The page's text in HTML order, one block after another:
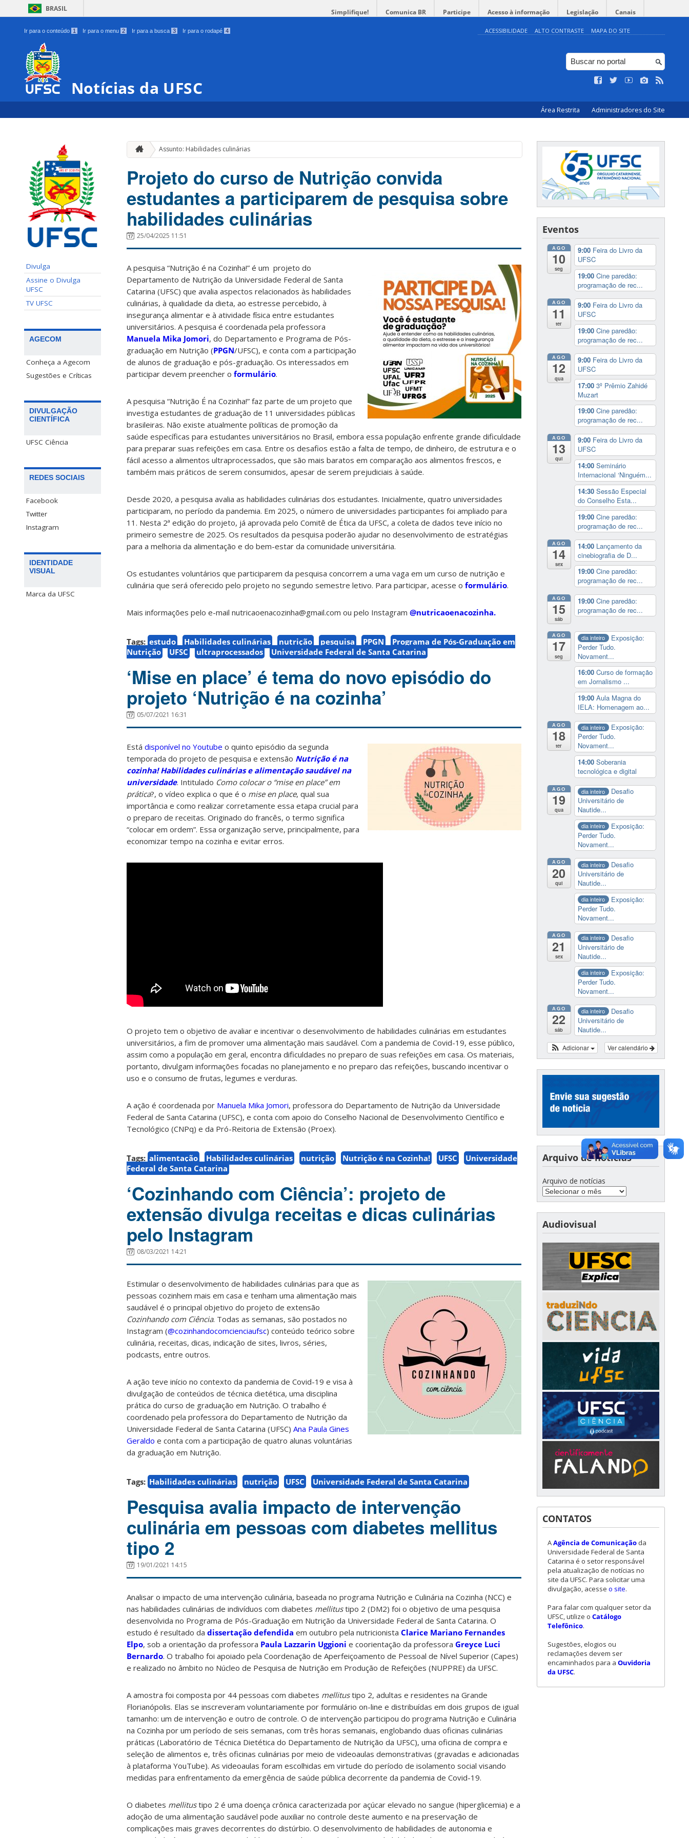
BRASIL Simplifique! Comunica BR Participe Acesso à informação Legislação Canais
Ir para o conteúdo 1 Ir para o menu 2 Ir para a busca 3 Ir para o rodapé 4 ACESSIBILIDADE ALTO CONTRASTE MAPA DO SITE
Notícias da UFSC
Área Restrita Administradores do Site
Divulga
Assine o Divulga
UFSC
TV UFSC
AGECOM
Conheça a Agecom
Sugestões e Críticas
DIVULGAÇÃO
CIENTÍFICA
UFSC Ciência
REDES SOCIAIS
Facebook
Twitter
Instagram
IDENTIDADE
VISUAL
Marca da UFSC
Assunto: Habilidades culinárias
Projeto do curso de Nutrição convida
estudantes a participarem de pesquisa sobre
habilidades culinárias
25/04/2025 11:51
A pesquisa “Nutrição é na Cozinha!” é um projeto do
Departamento de Nutrição da Universidade Federal de Santa
Catarina (UFSC) que avalia aspectos relacionados às habilidades
culinárias, à qualidade da dieta, ao estresse percebido, à
insegurança alimentar e à atividade física entre estudantes
universitários. A pesquisa é coordenada pela professora
Manuela Mika Jomori, do Departamento e Programa de Pós-
graduação em Nutrição (PPGN/UFSC), e conta com a participação
de alunos de graduação e pós-graduação. Os interessados em
participar devem preencher o formulário.
A pesquisa “Nutrição É na Cozinha!” faz parte de um projeto que
investiga estudantes de graduação de 11 universidades públicas
brasileiras. Não existe atualmente políticas de promoção da
saúde específicas para estudantes universitários no Brasil, embora essa população enfrente grande dificuldade
para preparar suas refeições em casa. Entre os desafios estão a falta de tempo, de dinheiro, de estrutura e o
fácil acesso a alimentos ultraprocessados, que são mais baratos em comparação aos alimentos frescos, e
também mais práticos de serem consumidos, apesar de serem prejudiciais à saúde.
Desde 2020, a pesquisa avalia as habilidades culinárias dos estudantes. Inicialmente, quatro universidades
participaram, no período da pandemia. Em 2025, o número de universidades participantes foi ampliado para
11. Nesta 2ª edição do projeto, já aprovada pelo Comitê de Ética da UFSC, a coleta de dados teve início no
primeiro semestre de 2025. Os resultados da pesquisa poderão ajudar no desenvolvimento de estratégias
para a melhoria da alimentação e do bem-estar da comunidade universitária.
Os estudantes voluntários que participarem da pesquisa concorrem a uma vaga em um curso de nutrição e
culinária que será oferecido pelo projeto no segundo semestre letivo. Para participar, acesse o formulário.
Mais informações pelo e-mail nutricaoenacozinha@gmail.com ou pelo Instagram @nutricaoenacozinha.
Tags: estudo Habilidades culinárias nutrição pesquisa PPGN
Programa de Pós-Graduação em
Nutrição
UFSC ultraprocessados Universidade Federal de Santa Catarina
‘Mise en place’ é tema do novo episódio do
projeto ‘Nutrição é na cozinha’
05/07/2021 16:31
Está disponível no Youtube o quinto episódio da segunda
temporada do projeto de pesquisa e extensão Nutrição é na
cozinha! Habilidades culinárias e alimentação saudável na
universidade. Intitulado Como colocar o “mise en place” em
prática?, o vídeo explica o que é o mise en place, qual sua
importância e como realizar corretamente essa etapa crucial para
o preparo de receitas. Originado do francês, o termo significa
“colocar em ordem”. Essa organização serve, principalmente, para
economizar tempo na cozinha e evitar erros.
O projeto tem o objetivo de avaliar e incentivar o desenvolvimento de habilidades culinárias em estudantes
universitários, a fim de promover uma alimentação mais saudável. Com a pandemia de Covid-19, esse público,
assim como a população em geral, encontra dificuldades no preparo de suas refeições em casa. Os materiais,
portanto, divulgam informações focadas no planejamento e no preparo das refeições, buscando incentivar o
uso e o consumo de frutas, legumes e verduras.
A ação é coordenada por Manuela Mika Jomori, professora do Departamento de Nutrição da Universidade
Federal de Santa Catarina (UFSC), e conta com apoio do Conselho Nacional de Desenvolvimento Científico e
Tecnológico (CNPq) e da Pró-Reitoria de Extensão (Proex).
Tags: alimentação Habilidades culinárias nutrição Nutrição é na Cozinha! UFSC
Universidade
Federal de Santa Catarina
‘Cozinhando com Ciência’: projeto de
extensão divulga receitas e dicas culinárias
pelo Instagram
08/03/2021 14:21
Estimular o desenvolvimento de habilidades culinárias para que as
pessoas cozinhem mais em casa e tenham uma alimentação mais
saudável é o principal objetivo do projeto de extensão
Cozinhando com Ciência. Todas as semanas, são postados no
Instagram (@cozinhandocomcienciaufsc) conteúdo teórico sobre
culinária, receitas, dicas, indicação de sites, livros, séries,
podcasts, entre outros.
A ação teve início no contexto da pandemia de Covid-19 e visa à
divulgação de conteúdos de técnica dietética, uma disciplina
prática do curso de graduação em Nutrição. O trabalho é
coordenado pela professora do Departamento de Nutrição da
Universidade Federal de Santa Catarina (UFSC) Ana Paula Gines
Geraldo e conta com a participação de quatro alunas voluntárias
da graduação em Nutrição.
Tags: Habilidades culinárias nutrição UFSC Universidade Federal de Santa Catarina
Pesquisa avalia impacto de intervenção
culinária em pessoas com diabetes mellitus
tipo 2
19/01/2021 14:15
Analisar o impacto de uma intervenção culinária, baseada no programa Nutrição e Culinária na Cozinha (NCC) e
nas habilidades culinárias de indivíduos com diabetes mellitustipo 2 (DM2) foi o objetivo de uma pesquisa
desenvolvida no Programa de Pós-Graduação em Nutrição da Universidade Federal de Santa Catarina. O
estudo é resultado da dissertação defendida em outubro pela nutricionista Clarice Mariano Fernandes
Elpo, sob a orientação da professora Paula Lazzarin Uggioni e coorientação da professora Greyce Luci
Bernardo. O trabalho foi apoiado pela Coordenação de Aperfeiçoamento de Pessoal de Nível Superior (Capes)
e realizado no âmbito no Núcleo de Pesquisa de Nutrição em Produção de Refeições (NUPPRE) da UFSC.
A amostra foi composta por 44 pessoas com diabetes mellitustipo 2, adultas e residentes na Grande
Florianópolis. Elas se inscreveram voluntariamente por formulário on-line e distribuídas em dois grupos de igual
tamanho: um de intervenção e outro de controle. O de intervenção participou do programa Nutrição e Culinária
na Cozinha por um período de seis semanas, com três horas semanais, englobando duas oficinas culinárias
práticas (Laboratório de Técnica Dietética do Departamento de Nutrição da UFSC), uma oficina de compra e
seleção de alimentos e, três oficinas culinárias por meio de videoaulas demonstrativas (gravadas e adicionadas
à plataforma YouTube). As videoaulas foram escolhidas em virtude do período de isolamento social visando
medidas para enfrentamento da emergência de saúde pública decorrente da pandemia de Covid-19.
O diabetes mellitustipo 2 é uma doença crônica caracterizada por açúcar elevado no sangue (hiperglicemia) e a
adoção de uma alimentação saudável pode auxiliar no controle deste aumento e na preservação de
complicações mais graves decorrentes do distúrbio. O desenvolvimento de habilidades de autonomia e
Eventos
AGO
10
seg
9:00 Feira do Livro da
UFSC
19:00 Cine paredão:
programação de rec...
AGO
11
ter
9:00 Feira do Livro da
UFSC
19:00 Cine paredão:
programação de rec...
AGO
12
qua
9:00 Feira do Livro da
UFSC
17:00 3º Prêmio Zahidé
Muzart
19:00 Cine paredão:
programação de rec...
AGO
13
qui
9:00 Feira do Livro da
UFSC
14:00 Seminário
Internacional ‘Ninguém...
14:30 Sessão Especial
do Conselho Esta...
19:00 Cine paredão:
programação de rec...
AGO
14
sex
14:00 Lançamento da
cinebiografia de D...
19:00 Cine paredão:
programação de rec...
AGO
15
sáb
19:00 Cine paredão:
programação de rec...
AGO
17
seg
dia inteiro
Exposição:
Perder Tudo.
Novament...
16:00 Curso de formação
em Jornalismo ...
19:00 Aula Magna do
IELA: Homenagem ao...
AGO
18
ter
dia inteiro
Exposição:
Perder Tudo.
Novament...
14:00 Soberania
tecnológica e digital
AGO
19
qua
dia inteiro
Desafio
Universitário de
Nautide...
dia inteiro
Exposição:
Perder Tudo.
Novament...
AGO
20
qui
dia inteiro
Desafio
Universitário de
Nautide...
dia inteiro
Exposição:
Perder Tudo.
Novament...
AGO
21
sex
dia inteiro
Desafio
Universitário de
Nautide...
dia inteiro
Exposição:
Perder Tudo.
Novament...
AGO
22
sáb
dia inteiro
Desafio
Universitário de
Nautide...
Ver calendário
Adicionar
Arquivo de notícias
Arquivo de notícias
Audiovisual
CONTATOS
AAgência de Comunicação da
Universidade Federal de Santa
Catarina é o setor responsável
pela atualização de notícias no
site da UFSC. Para solicitar uma
divulgação, acesse o site.
Para falar com qualquer setor da
UFSC, utilize o Catálogo
Telefônico.
Sugestões, elogios ou
reclamações devem ser
encaminhados para a Ouvidoria
da UFSC.